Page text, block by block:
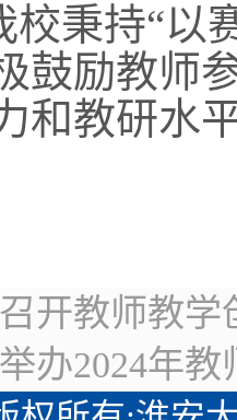
校秉持“以
鼓励教师
和教研水
开教师教学
办2024年